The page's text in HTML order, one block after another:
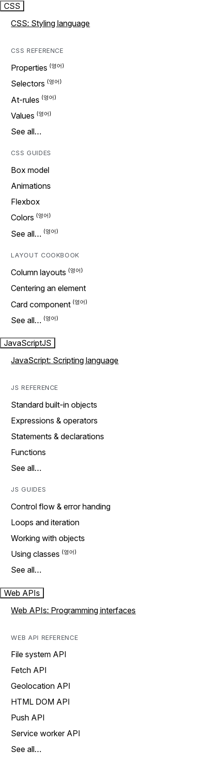
CSS
CSS: Styling language
CSS REFERENCE
Properties
Selectors
At-rules
Values
See all…
CSS GUIDES
Box model
Animations
Flexbox
Colors
See all…
LAYOUT COOKBOOK
Column layouts
Centering an element
Card component
See all…
JavaScriptJS
JavaScript: Scripting language
JS REFERENCE
Standard built-in objects
Expressions & operators
Statements & declarations
Functions
See all…
JS GUIDES
Control flow & error handing
Loops and iteration
Working with objects
Using classes
See all…
Web APIs
Web APIs: Programming interfaces
WEB API REFERENCE
File system API
Fetch API
Geolocation API
HTML DOM API
Push API
Service worker API
See all…